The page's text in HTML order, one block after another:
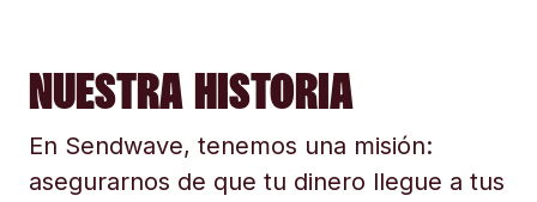
NUESTRA HISTORIA
En Sendwave, tenemos una misión:
asegurarnos de que tu dinero llegue a tus